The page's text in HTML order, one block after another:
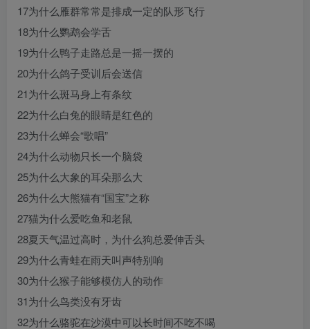
17为什么雁群常常是排成一定的队形飞行
18为什么鹦鹉会学舌
19为什么鸭子走路总是一摇一摆的
20为什么鸽子受训后会送信
21为什么斑马身上有条纹
22为什么白兔的眼睛是红色的
23为什么蝉会“歌唱”
24为什么动物只长一个脑袋
25为什么大象的耳朵那么大
26为什么大熊猫有“国宝”之称
27猫为什么爱吃鱼和老鼠
28夏天气温过高时，为什么狗总爱伸舌头
29为什么青蛙在雨天叫声特别响
30为什么猴子能够模仿人的动作
31为什么鸟类没有牙齿
32为什么骆驼在沙漠中可以长时间不吃不喝